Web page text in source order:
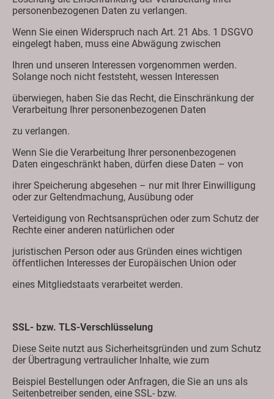
personenbezogenen Daten zu verlangen.
Wenn Sie einen Widerspruch nach Art. 21 Abs. 1 DSGVO
eingelegt haben, muss eine Abwägung zwischen
Ihren und unseren Interessen vorgenommen werden.
Solange noch nicht feststeht, wessen Interessen
überwiegen, haben Sie das Recht, die Einschränkung der
Verarbeitung Ihrer personenbezogenen Daten
zu verlangen.
Wenn Sie die Verarbeitung Ihrer personenbezogenen
Daten eingeschränkt haben, dürfen diese Daten – von
ihrer Speicherung abgesehen – nur mit Ihrer Einwilligung
oder zur Geltendmachung, Ausübung oder
Verteidigung von Rechtsansprüchen oder zum Schutz der
Rechte einer anderen natürlichen oder
juristischen Person oder aus Gründen eines wichtigen
öffentlichen Interesses der Europäischen Union oder
eines Mitgliedstaats verarbeitet werden.
SSL- bzw. TLS-Verschlüsselung
Diese Seite nutzt aus Sicherheitsgründen und zum Schutz
der Übertragung vertraulicher Inhalte, wie zum
Beispiel Bestellungen oder Anfragen, die Sie an uns als
Seitenbetreiber senden, eine SSL- bzw.